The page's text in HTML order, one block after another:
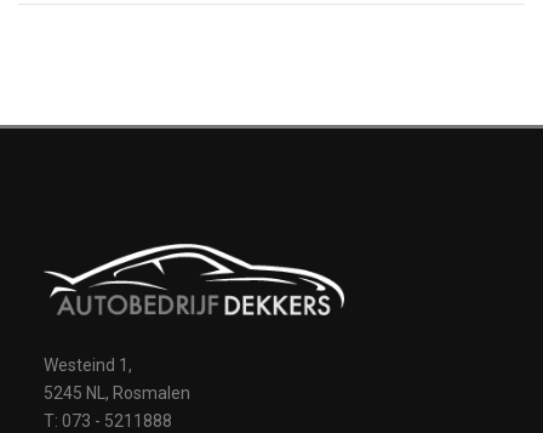
Westeind 1,
5245 NL, Rosmalen
T: 073 - 5211888